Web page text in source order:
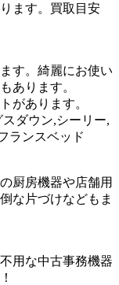
ます。買取目安
す。綺麗にお使い
あります。
があります。
ダウン,シーリー,
ランスベッド
厨房機器や店舗用
な片づけなどもま
用な中古事務機器